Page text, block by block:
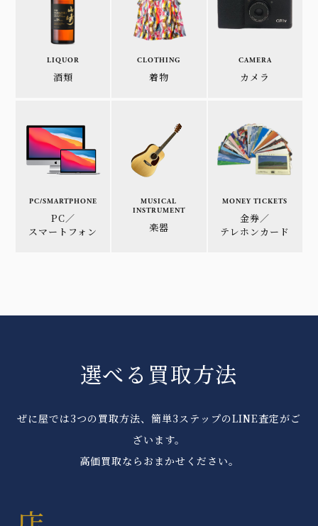
LIQUOR
酒類
CLOTHING
着物
CAMERA
カメラ
PC/SMARTPHONE
PC／
スマートフォン
MUSICAL
INSTRUMENT
楽器
MONEY TICKETS
金券／
テレホンカード
選べる買取方法
ぜに屋では3つの買取方法、簡単3ステップのLINE査定がご
ざいます。
高価買取ならおまかせください。